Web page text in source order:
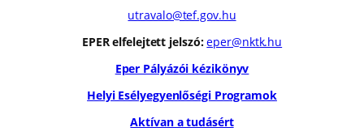
utravalo@tef.gov.hu
EPER elfelejtett jelszó: eper@nktk.hu
Eper Pályázói kézikönyv
Helyi Esélyegyenlőségi Programok
Aktívan a tudásért